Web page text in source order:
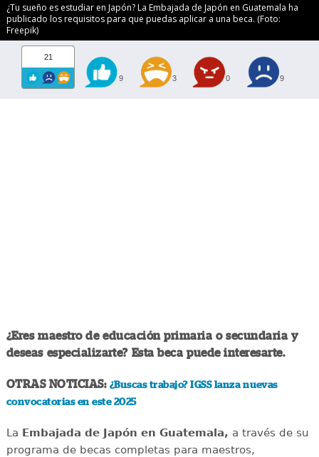
¿Tu sueño es estudiar en Japón? La Embajada de Japón en Guatemala ha
publicado los requisitos para que puedas aplicar a una beca. (Foto:
Freepik)
21
9 3 0 9
¿Eres maestro de educación primaria o secundaria y
deseas especializarte? Esta beca puede interesarte.
OTRAS NOTICIAS: ¿Buscas trabajo? IGSS lanza nuevas
convocatorias en este 2025
La Embajada de Japón en Guatemala, a través de su
programa de becas completas para maestros,